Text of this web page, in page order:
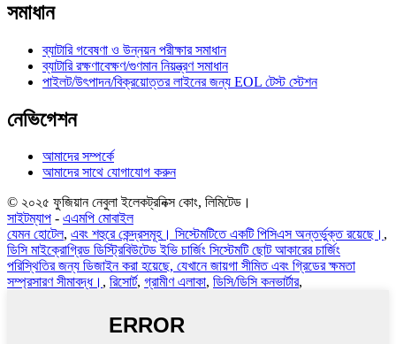
সমাধান
ব্যাটারি গবেষণা ও উন্নয়ন পরীক্ষার সমাধান
ব্যাটারি রক্ষণাবেক্ষণ/গুণমান নিয়ন্ত্রণ সমাধান
পাইলট/উৎপাদন/বিক্রয়োত্তর লাইনের জন্য EOL টেস্ট স্টেশন
নেভিগেশন
আমাদের সম্পর্কে
আমাদের সাথে যোগাযোগ করুন
© ২০২৫ ফুজিয়ান নেবুলা ইলেকট্রনিক্স কোং, লিমিটেড।
সাইটম্যাপ - এএমপি মোবাইল
যেমন হোটেল, এবং শহুরে কেন্দ্রসমূহ। সিস্টেমটিতে একটি পিসিএস অন্তর্ভুক্ত রয়েছে। ,
ডিসি মাইক্রোগ্রিড ডিস্ট্রিবিউটেড ইভি চার্জিং সিস্টেমটি ছোট আকারের চার্জিং
পরিস্থিতির জন্য ডিজাইন করা হয়েছে, যেখানে জায়গা সীমিত এবং গ্রিডের ক্ষমতা
সম্প্রসারণ সীমাবদ্ধ। , রিসোর্ট, গ্রামীণ এলাকা, ডিসি/ডিসি কনভার্টার,